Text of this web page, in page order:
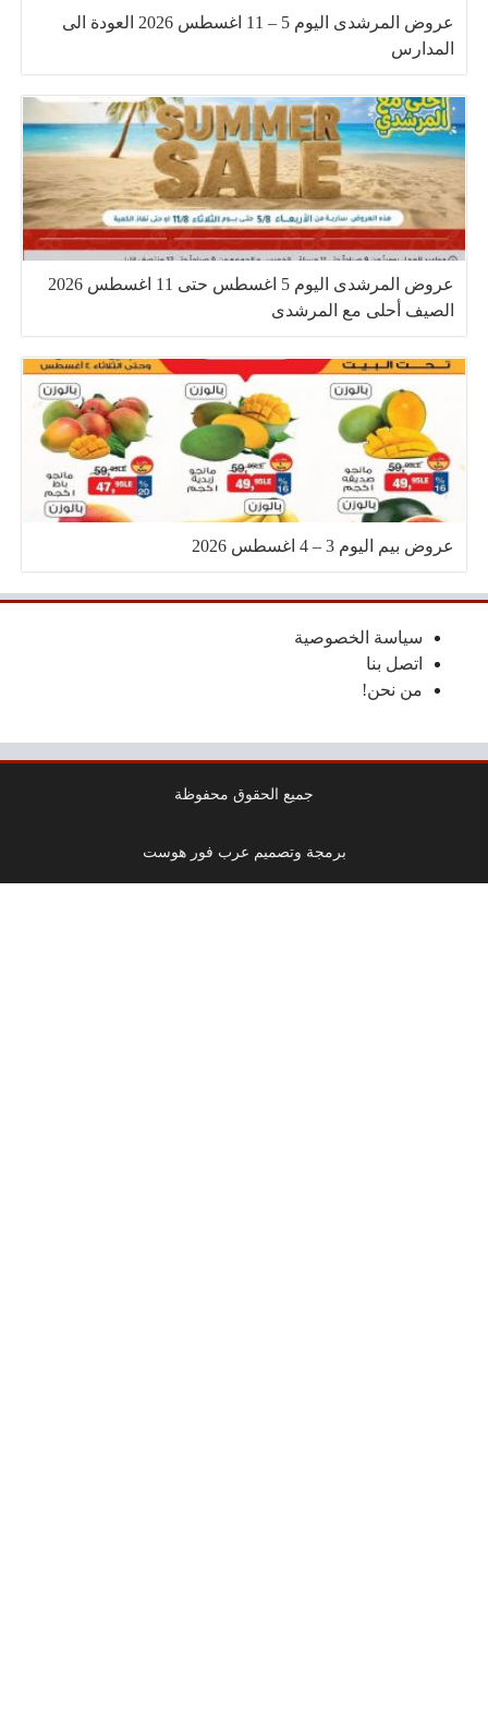
عروض المرشدى اليوم 5 – 11 اغسطس 2026 العودة الى
المدارس
عروض المرشدى اليوم 5 اغسطس حتى 11 اغسطس 2026
الصيف أحلى مع المرشدى
عروض بيم اليوم 3 – 4 اغسطس 2026
سياسة الخصوصية
اتصل بنا
من نحن!
جميع الحقوق محفوظة
برمجة وتصميم عرب فور هوست